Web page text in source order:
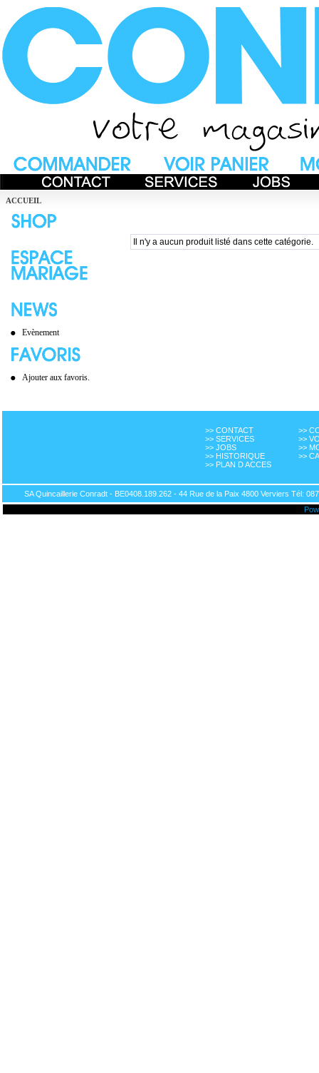
ACCUEIL
Evènement
Ajouter aux favoris.
Il n'y a aucun produit listé dans cette catégorie.
>> CONTACT
>> SERVICES
>> JOBS
>> HISTORIQUE
>> PLAN D ACCES
>>
>>
>>
>>
SA Quincaillerie Conradt - BE0408.189.262 - 44 Rue de la Paix 4800 Verviers Tél: